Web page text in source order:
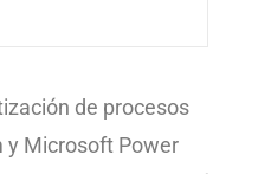
de procesos
y Microsoft Power